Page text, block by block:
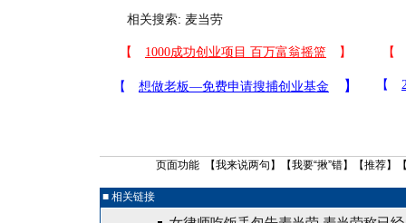
相关搜索: 麦当劳
页面功能 【我来说两句 】【我要“揪”错】【推荐】
■ 相关链接